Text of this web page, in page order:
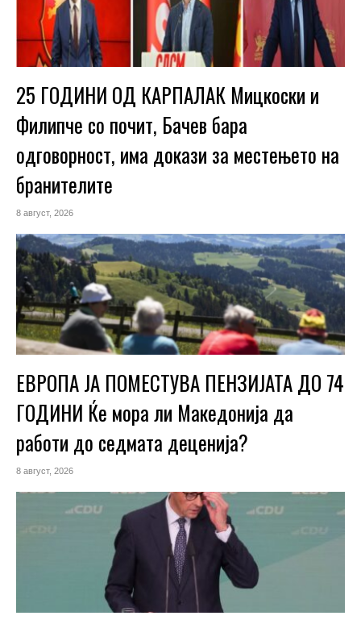
25 ГОДИНИ ОД КАРПАЛАК Мицкоски и
Филипче со почит, Бачев бара
одговорност, има докази за местењето на
бранителите
8 август, 2026
ЕВРОПА ЈА ПОМЕСТУВА ПЕНЗИЈАТА ДО 74
ГОДИНИ Ќе мора ли Македонија да
работи до седмата деценија?
8 август, 2026